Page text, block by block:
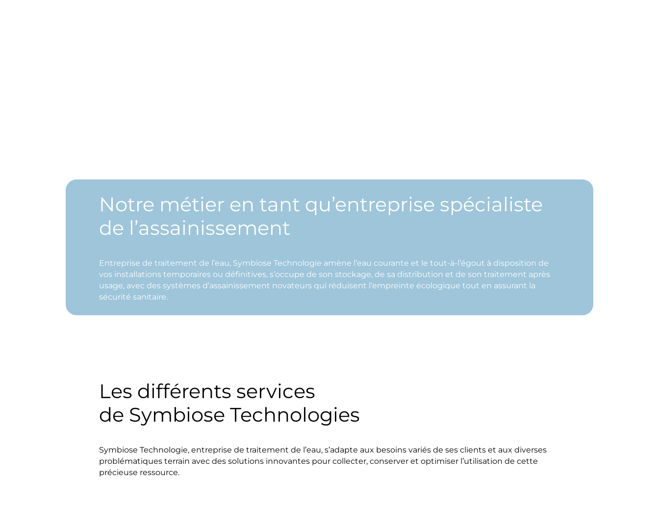
Notre métier en tant qu’entreprise spécialiste
de l’assainissement
Entreprise de traitement de l’eau, Symbiose Technologie amène l’eau courante et le tout-à-l’égout à disposition de
vos installations temporaires ou définitives, s’occupe de son stockage, de sa distribution et de son traitement après
usage, avec des systèmes d’assainissement novateurs qui réduisent l’empreinte écologique tout en assurant la
sécurité sanitaire.
Les différents services
de Symbiose Technologies
Symbiose Technologie, entreprise de traitement de l’eau, s’adapte aux besoins variés de ses clients et aux diverses
problématiques terrain avec des solutions innovantes pour collecter, conserver et optimiser l’utilisation de cette
précieuse ressource.